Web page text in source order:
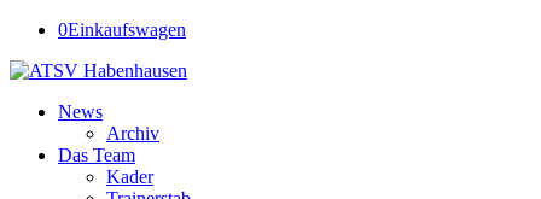
0Einkaufswagen
News
Archiv
Das Team
Kader